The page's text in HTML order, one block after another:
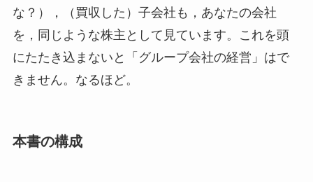
な？），（買収した）子会社も，あなたの会社
を，同じような株主として見ています。これを頭
にたたき込まないと「グループ会社の経営」はで
きません。なるほど。
本書の構成